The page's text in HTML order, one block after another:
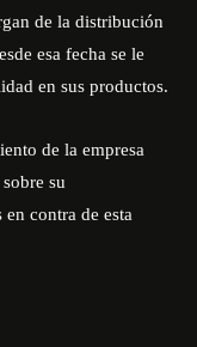
de la distribución
esa fecha se le
en sus productos.
de la empresa
su
contra de esta